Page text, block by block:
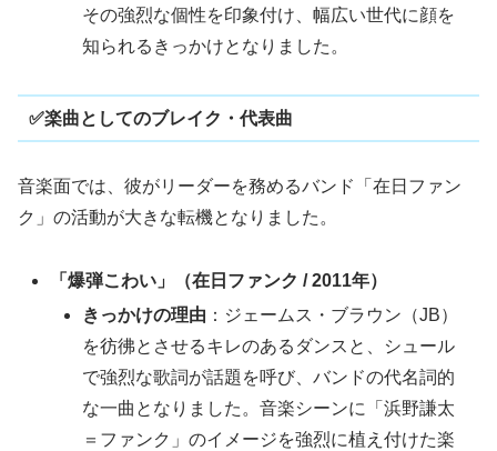
その強烈な個性を印象付け、幅広い世代に顔を
知られるきっかけとなりました。
✅楽曲としてのブレイク・代表曲
音楽面では、彼がリーダーを務めるバンド「在日ファン
ク」の活動が大きな転機となりました。
「爆弾こわい」（在日ファンク / 2011年）
きっかけの理由 ：ジェームス・ブラウン（JB）
を彷彿とさせるキレのあるダンスと、シュール
で強烈な歌詞が話題を呼び、バンドの代名詞的
な一曲となりました。音楽シーンに「浜野謙太
＝ファンク」のイメージを強烈に植え付けた楽